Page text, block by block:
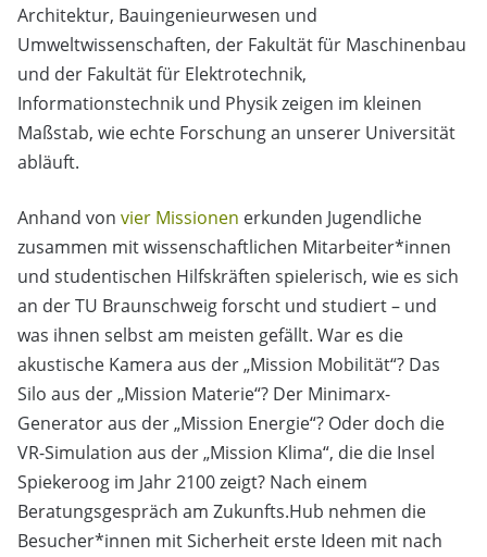
Architektur, Bauingenieurwesen und
Umweltwissenschaften, der Fakultät für Maschinenbau
und der Fakultät für Elektrotechnik,
Informationstechnik und Physik zeigen im kleinen
Maßstab, wie echte Forschung an unserer Universität
abläuft.
Anhand von vier Missionen erkunden Jugendliche
zusammen mit wissenschaftlichen Mitarbeiter*innen
und studentischen Hilfskräften spielerisch, wie es sich
an der TU Braunschweig forscht und studiert – und
was ihnen selbst am meisten gefällt. War es die
akustische Kamera aus der „Mission Mobilität“? Das
Silo aus der „Mission Materie“? Der Minimarx-
Generator aus der „Mission Energie“? Oder doch die
VR-Simulation aus der „Mission Klima“, die die Insel
Spiekeroog im Jahr 2100 zeigt? Nach einem
Beratungsgespräch am Zukunfts.Hub nehmen die
Besucher*innen mit Sicherheit erste Ideen mit nach